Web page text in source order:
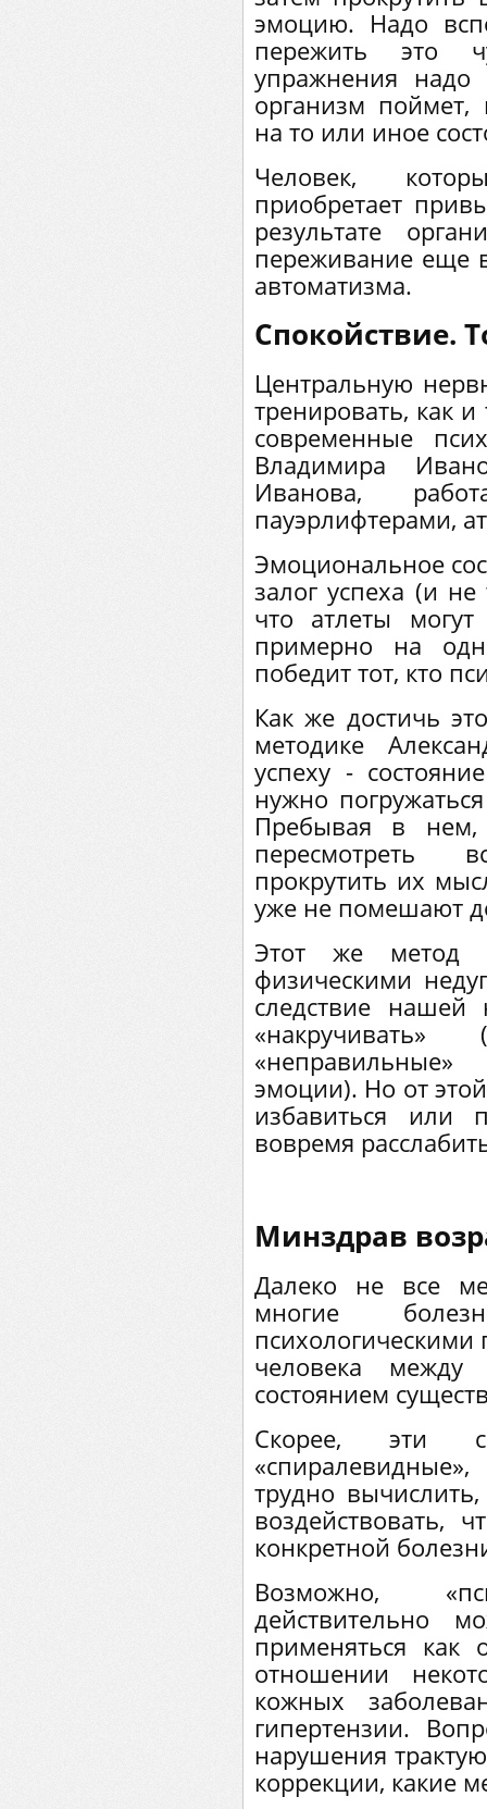
эмоцию. Надо
пережить это
упражнения надо
организм поймет,
на то или иное
Человек,
приобретает
результате
переживание еще
автоматизма.
Спокойствие.
Центральную
тренировать, как
современные
Владимира
Иванова,
пауэрлифтерами,
Эмоциональное
залог успеха (и не
что атлеты
примерно на
победит тот, кто
Как же достичь
методике
успеху -
нужно
Пребывая в нем,
пересмотреть
прокрутить их
уже не помешают
Этот же метод
физическими
следствие нашей
эмоции). Но от
избавиться или
вовремя
Минздрав
Далеко не все
многие
человека
состоянием
Скорее, эти
трудно
воздействовать,
конкретной
Возможно,
действительно
применяться как
отношении
кожных
гипертензии.
нарушения
коррекции, какие